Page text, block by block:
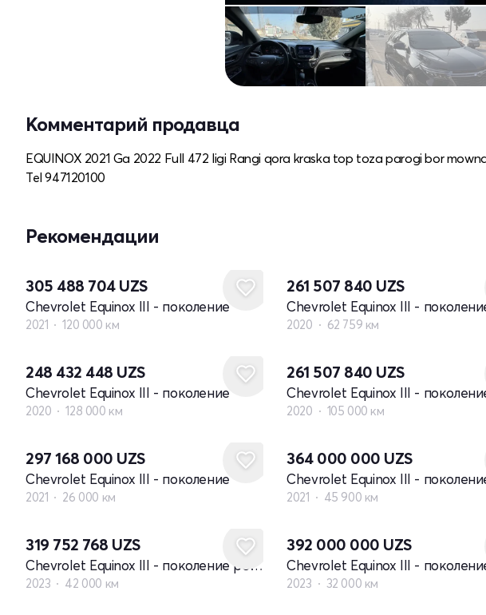
Комментарий продавца
EQUINOX 2021 Ga 2022 Full 472 ligi Rangi qora kraska top toza parogi bor
Tel 947120100
Рекомендации
305 488 704 UZS
Chevrolet Equinox III - поколение
2021 120 000 км
261 507 840 UZS
Chevrolet Equinox III -
2020 62 759 км
248 432 448 UZS
Chevrolet Equinox III - поколение
2020 128 000 км
261 507 840 UZS
Chevrolet Equinox III -
2020 105 000 км
297 168 000 UZS
Chevrolet Equinox III - поколение
2021 26 000 км
364 000 000 UZS
Chevrolet Equinox III -
2021 45 900 км
319 752 768 UZS
Chevrolet Equinox III - поколение рестайлинг
2023 42 000 км
392 000 000 UZS
2023 32 000 км